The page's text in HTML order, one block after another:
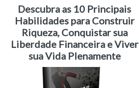
Descubra as 10 Principais
Habilidades para Construir
Riqueza, Conquistar sua
Liberdade Financeira e Viver
sua Vida Plenamente